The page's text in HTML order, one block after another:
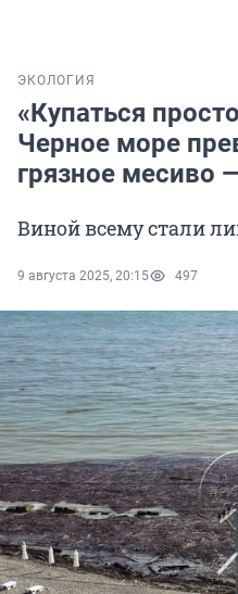
ЭКОЛОГИЯ
«Купаться
Черное море
грязное месиво
Виной всему стали
9 августа 2025, 20:15 497